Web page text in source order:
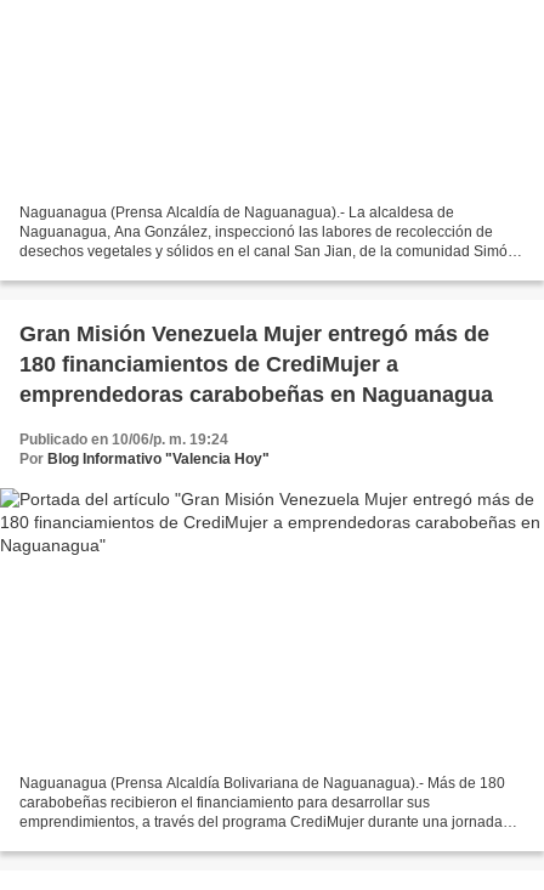
Naguanagua (Prensa Alcaldía de Naguanagua).- La alcaldesa de
Naguanagua, Ana González, inspeccionó las labores de recolección de
desechos vegetales y sólidos en el canal San Jian, de la comunidad Simón
Gran Misión Venezuela Mujer entregó más de
180 financiamientos de CrediMujer a
emprendedoras carabobeñas en Naguanagua
Publicado en 10/06/p. m. 19:24
Por Blog Informativo "Valencia Hoy"
Naguanagua (Prensa Alcaldía Bolivariana de Naguanagua).- Más de 180
carabobeñas recibieron el financiamiento para desarrollar sus
emprendimientos, a través del programa CrediMujer durante una jornada